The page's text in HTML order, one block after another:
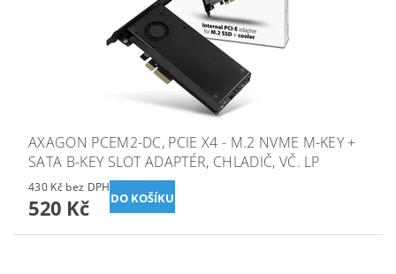
AXAGON PCEM2-DC, PCIE X4 - M.2 NVME M-KEY +
SATA B-KEY SLOT ADAPTÉR, CHLADIČ, VČ. LP
430 Kč bez DPH
520 Kč